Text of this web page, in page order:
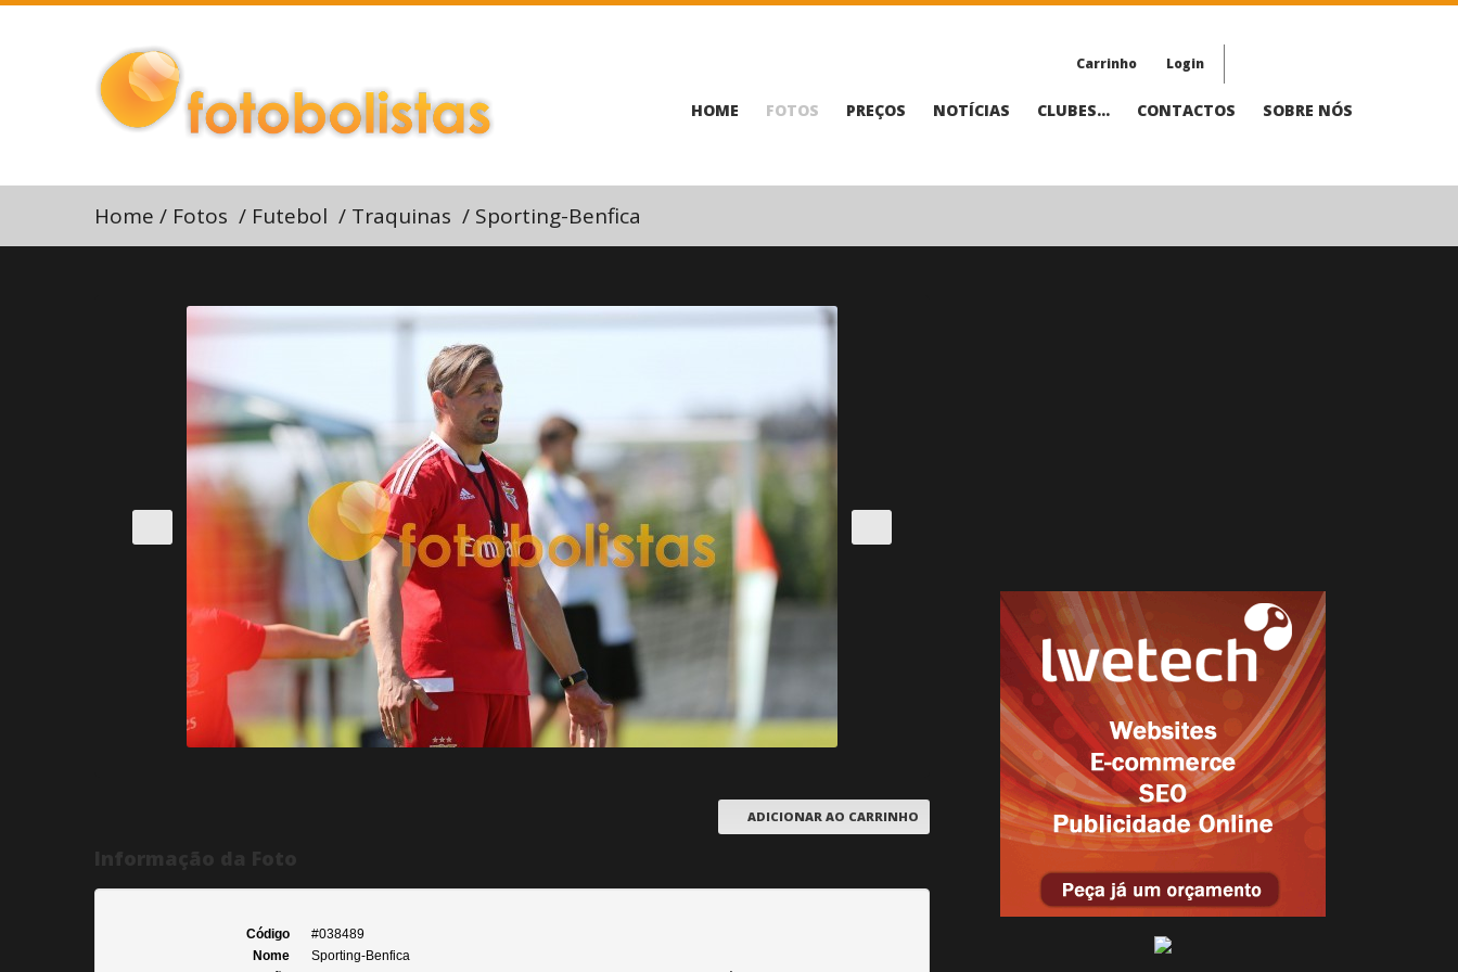
Carrinho Login
HOME FOTOS PREÇOS NOTÍCIAS CLUBES... CONTACTOS SOBRE NÓS
Home / Fotos / Futebol / Traquinas / Sporting-Benfica
ADICIONAR AO CARRINHO
Código
#038489
Nome
Sporting-Benfica